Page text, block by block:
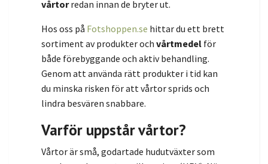
vårtorredan innan de bryter ut.
Hos oss på Fotshoppen.se hittar du ett brett
sortiment av produkter och vårtmedel för
både förebyggande och aktiv behandling.
Genom att använda rätt produkter i tid kan
du minska risken för att vårtor sprids och
lindra besvären snabbare.
Varför uppstår vårtor?
Vårtor är små, godartade hudutväxter som